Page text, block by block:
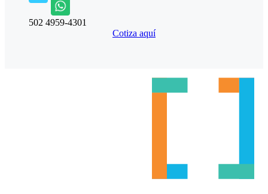
502 4959-4301
Cotiza aquí